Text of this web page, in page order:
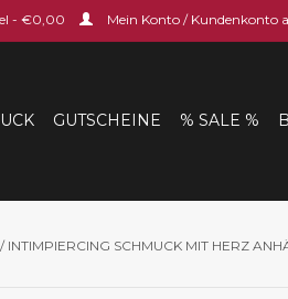
- €0,00 Mein Konto / Kundenkonto
GUTSCHEINE % SALE %
/ INTIMPIERCING SCHMUCK MIT HERZ